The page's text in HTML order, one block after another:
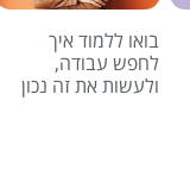
בואו ללמוד איך
לחפש עבודה,
ולעשות את זה נכון